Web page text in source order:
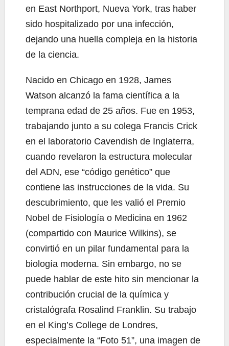
en East Northport, Nueva York, tras haber
sido hospitalizado por una infección,
dejando una huella compleja en la historia
de la ciencia.
Nacido en Chicago en 1928, James
Watson alcanzó la fama científica a la
temprana edad de 25 años. Fue en 1953,
trabajando junto a su colega Francis Crick
en el laboratorio Cavendish de Inglaterra,
cuando revelaron la estructura molecular
del ADN, ese “código genético” que
contiene las instrucciones de la vida. Su
descubrimiento, que les valió el Premio
Nobel de Fisiología o Medicina en 1962
(compartido con Maurice Wilkins), se
convirtió en un pilar fundamental para la
biología moderna. Sin embargo, no se
puede hablar de este hito sin mencionar la
contribución crucial de la química y
cristalógrafa Rosalind Franklin. Su trabajo
en el King’s College de Londres,
especialmente la “Foto 51”, una imagen de